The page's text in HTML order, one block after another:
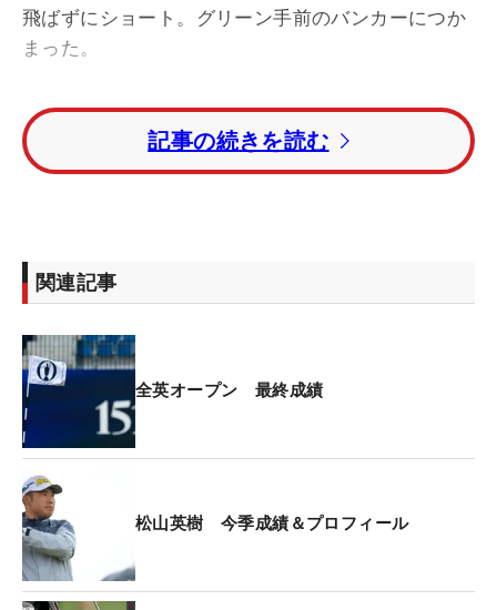
飛ばずにショート。グリーン手前のバンカーにつか
まった。
「計算して打っていたけど、ちょっとびっくりし
た」と、雨と風の影響は想像を大きく超えていた。
パーをセーブすることはできたが、先に来たのは2
オーバーまで後退と、イーブンのラインを越えてし
まった。
それでも、「久々にああいうスタートを切っても、
（集中力は）切れることなくできてよかった」と、
難コンディションを相手にしてもプレーに没頭。9
番で5メートルを決めてこの日初バーディを奪って
折り返すと、11番、12番では連続バーディ。16番
では残り208ヤードのラフから「その場のノリと勢
いでいった」とピンに絡め、4つ目のバーディを刻
んだ。
記事の続きを読む
関連記事
全英オープン 最終成績
松山英樹 今季成績＆プロフィール